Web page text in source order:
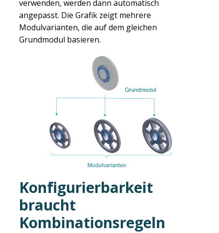
verwenden, werden dann automatisch
angepasst. Die Grafik zeigt mehrere
Modulvarianten, die auf dem gleichen
Grundmodul basieren.
Konfigurierbarkeit
braucht
Kombinationsregeln